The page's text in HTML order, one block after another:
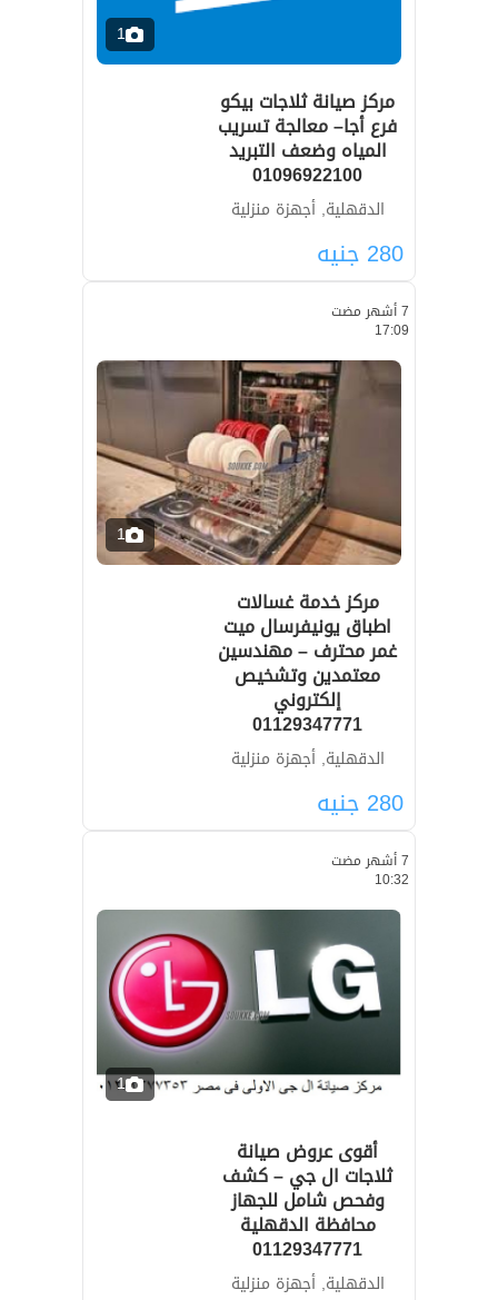
1
مركز صيانة ثلاجات بيكو
فرع أجا– معالجة تسريب
المياه وضعف التبريد
01096922100
الدقهلية, أجهزة منزلية
280 جنيه
7 أشهر مضت
17:09
1
مركز خدمة غسالات
اطباق يونيفرسال ميت
غمر محترف – مهندسين
معتمدين وتشخيص
إلكتروني
01129347771
الدقهلية, أجهزة منزلية
280 جنيه
7 أشهر مضت
10:32
1
أقوى عروض صيانة
ثلاجات ال جي – كشف
وفحص شامل للجهاز
محافظة الدقهلية
01129347771
الدقهلية, أجهزة منزلية